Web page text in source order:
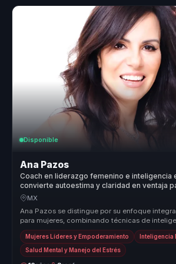
Disponible
Ana Pazos
Coach en liderazgo femenino e inteligencia
convierte autoestima y claridad en ventaja
equipos.
MX
Ana Pazos se distingue por su enfoque
para mujeres, combinando técnicas de
mindfulness y ...
Mujeres Líderes y Empoderamiento Inteligencia
Salud Mental y Manejo del Estrés